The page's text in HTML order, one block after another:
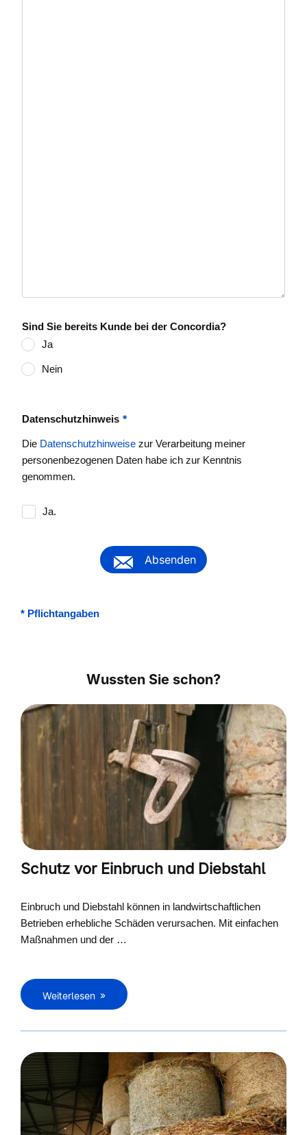
Sind Sie bereits Kunde bei der Concordia?
Ja
Nein
Datenschutzhinweis *
Die Datenschutzhinweise zur Verarbeitung meiner
personenbezogenen Daten habe ich zur Kenntnis
genommen.
Ja.
Absenden
* Pflichtangaben
Wussten Sie schon?
Schutz vor Einbruch und Diebstahl
Einbruch und Diebstahl können in landwirtschaftlichen
Betrieben erhebliche Schäden verursachen. Mit einfachen
Maßnahmen und der …
Weiterlesen